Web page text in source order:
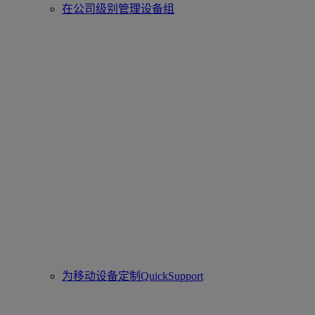
在公司级别管理设备组
为移动设备定制QuickSupport